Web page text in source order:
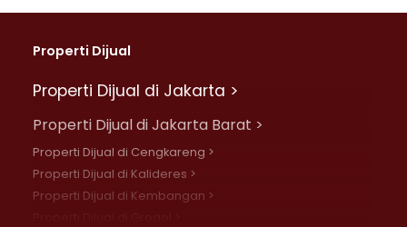
Properti Dijual
Properti Dijual di Jakarta >
Properti Dijual di Jakarta Barat >
Properti Dijual di Cengkareng >
Properti Dijual di Kalideres >
Properti Dijual di Kembangan >